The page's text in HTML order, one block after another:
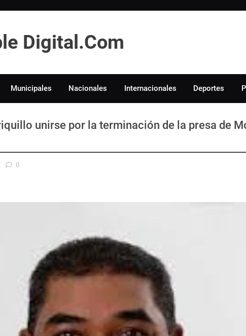
Digital.Com
Municipales Nacionales Internacionales Deportes
unirse por la terminación de la presa de
0